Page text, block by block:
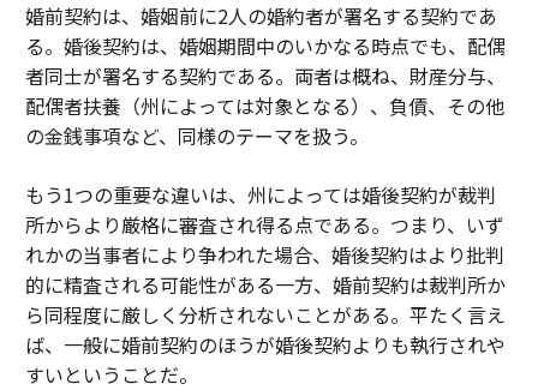
婚前契約は、婚姻前に2人の婚約者が署名する契約であ
る。婚後契約は、婚姻期間中のいかなる時点でも、配偶
者同士が署名する契約である。両者は概ね、財産分与、
配偶者扶養（州によっては対象となる）、負債、その他
の金銭事項など、同様のテーマを扱う。
もう1つの重要な違いは、州によっては婚後契約が裁判
所からより厳格に審査され得る点である。つまり、いず
れかの当事者により争われた場合、婚後契約はより批判
的に精査される可能性がある一方、婚前契約は裁判所か
ら同程度に厳しく分析されないことがある。平たく言え
ば、一般に婚前契約のほうが婚後契約よりも執行されや
すいということだ。